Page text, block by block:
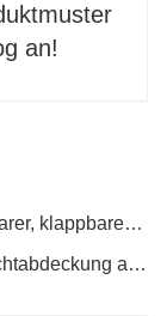
an!
vorherige : Verkaufsschlager: Abschließbarer, klappbarer Telekommunikations-Schachtdeckel aus Gusseisen
nächste : EN124 D400 Schwerlast-Schachtabdeckung aus duktilem Gusseisen